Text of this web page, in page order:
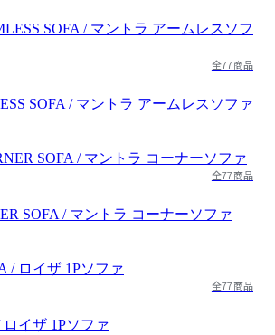
全77商品
SOFA / マントラ アームレスソファ
全77商品
SOFA / マントラ コーナーソファ
全77商品
ロイザ 1Pソファ